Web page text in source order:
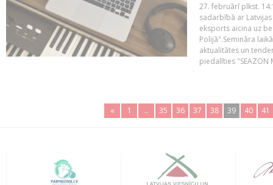
27. februārī plkst.
sadarbībā ar
eksports aicina uz
Polijā".Semināra
aktualitātes un
piedalīties "SEAZON
« 1 .. 35 36 37 38 39 40 41